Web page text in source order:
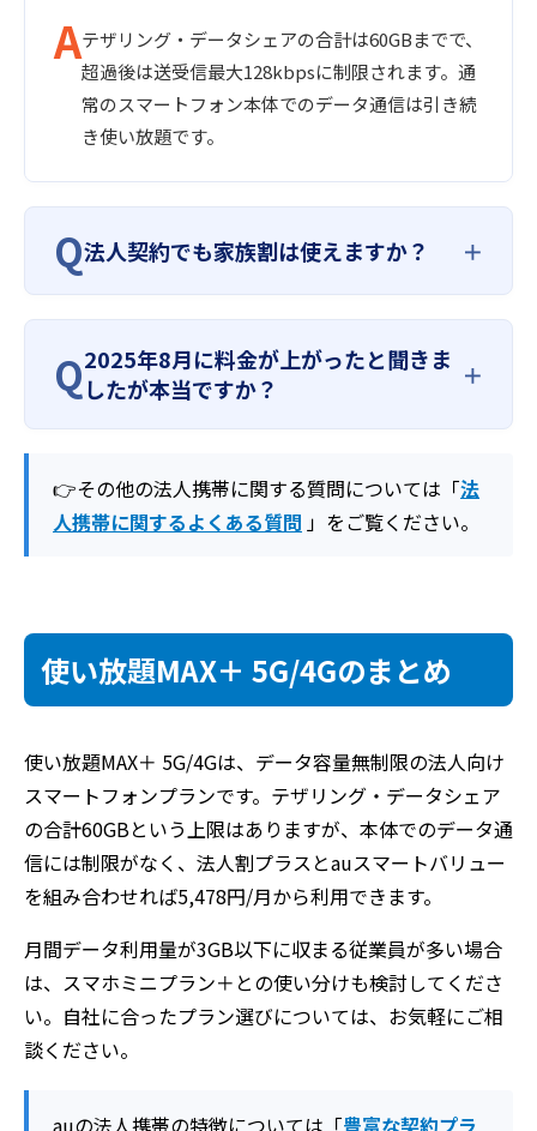
Aテザリング・データシェアの合計は60GBまでで、
超過後は送受信最大128kbpsに制限されます。通
常のスマートフォン本体でのデータ通信は引き続
き使い放題です。
Q法人契約でも家族割は使えますか？
Q2025年8月に料金が上がったと聞きま
したが本当ですか？
👉その他の法人携帯に関する質問については「法
人携帯に関するよくある質問 」をご覧ください。
使い放題MAX＋ 5G/4Gのまとめ
使い放題MAX＋ 5G/4Gは、データ容量無制限の法人向け
スマートフォンプランです。テザリング・データシェア
の合計60GBという上限はありますが、本体でのデータ通
信には制限がなく、法人割プラスとauスマートバリュー
を組み合わせれば5,478円/月から利用できます。
月間データ利用量が3GB以下に収まる従業員が多い場合
は、スマホミニプラン＋との使い分けも検討してくださ
い。自社に合ったプラン選びについては、お気軽にご相
談ください。
auの法人携帯の特徴については「豊富な契約プラ